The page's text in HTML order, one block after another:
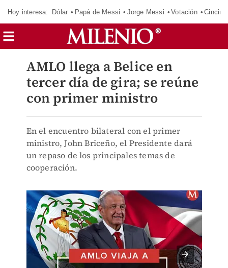
Hoy interesa: Dólar Papá de Messi Jorge Messi Votación
AMLO llega a Belice en
tercer día de gira; se reúne
con primer ministro
En el encuentro bilateral con el primer
ministro, John Briceño, el Presidente dará
un repaso de los principales temas de
cooperación.